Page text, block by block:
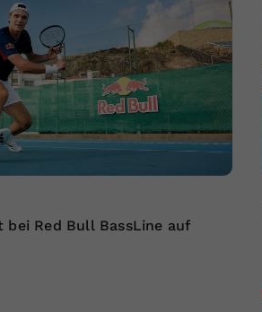
bei Red Bull BassLine auf